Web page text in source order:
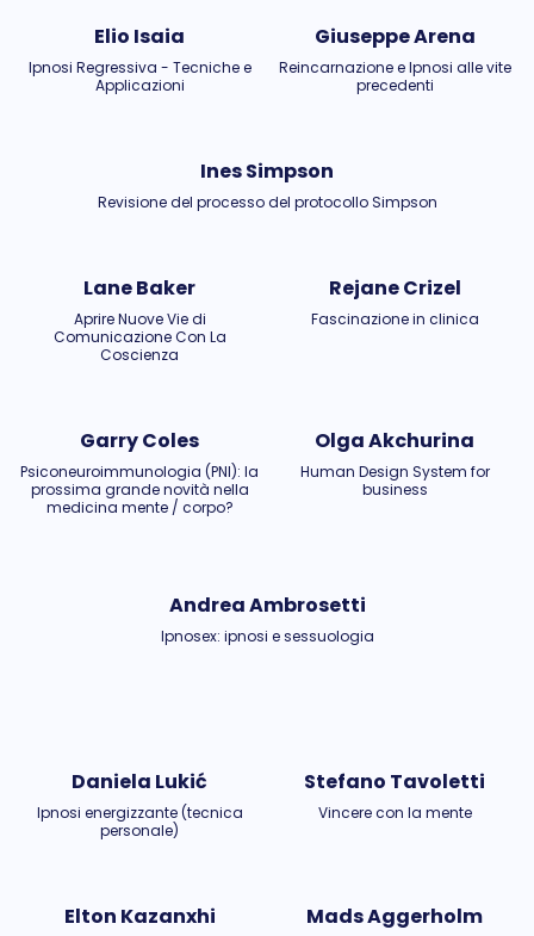
Elio Isaia
Ipnosi Regressiva - Tecniche e
Applicazioni
Giuseppe Arena
Reincarnazione e Ipnosi alle vite
precedenti
Ines Simpson
Revisione del processo del protocollo Simpson
Lane Baker
Aprire Nuove Vie di
Comunicazione Con La
Coscienza
Rejane Crizel
Fascinazione in clinica
Garry Coles
Psiconeuroimmunologia (PNI): la
prossima grande novità nella
medicina mente / corpo?
Olga Akchurina
Human Design System for
business
Andrea Ambrosetti
Ipnosex: ipnosi e sessuologia
Daniela Lukić
Ipnosi energizzante (tecnica
personale)
Stefano Tavoletti
Vincere con la mente
Elton Kazanxhi Mads Aggerholm